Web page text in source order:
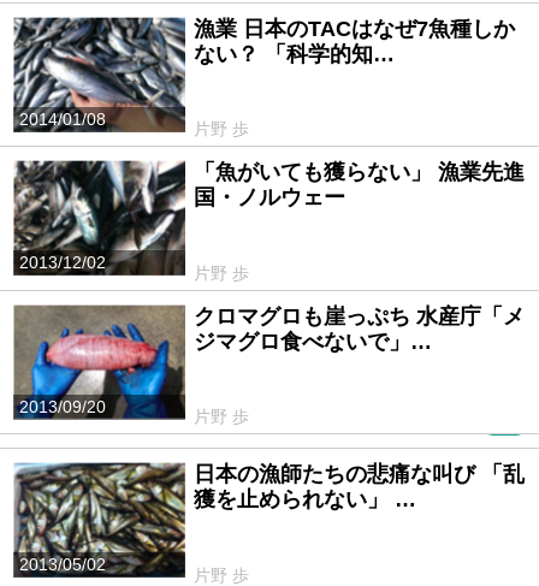
2014/01/08
漁業 日本のTACはなぜ7魚種しか
ない？ 「科学的知…
片野 歩
2013/12/02
「魚がいても獲らない」 漁業先進
国・ノルウェー
片野 歩
2013/09/20
クロマグロも崖っぷち 水産庁「メ
ジマグロ食べないで」…
片野 歩
2013/05/02
日本の漁師たちの悲痛な叫び 「乱
獲を止められない」 …
片野 歩